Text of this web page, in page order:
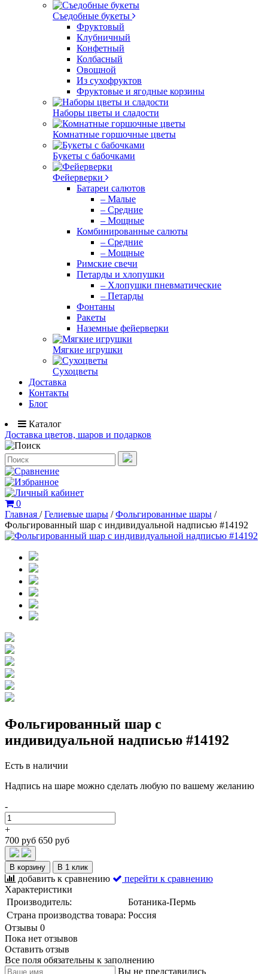
Съедобные букеты
Фруктовый
Клубничный
Конфетный
Колбасный
Овощной
Из сухофруктов
Фруктовые и ягодные корзины
Наборы цветы и сладости
Комнатные горшочные цветы
Букеты с бабочками
Фейерверки
Батареи салютов
– Малые
– Средние
– Мощные
Комбинированные салюты
– Средние
– Мощные
Римские свечи
Петарды и хлопушки
– Хлопушки пневматические
– Петарды
Фонтаны
Ракеты
Наземные фейерверки
Мягкие игрушки
Сухоцветы
Доставка
Контакты
Блог
Каталог
Доставка цветов, шаров и подарков
0
Главная /Гелиевые шары /Фольгированные шары /
Фольгированный шар с индивидуальной надписью #14192
Фольгированный шар с
индивидуальной надписью #14192
Есть в наличии
Надпись на шаре можно сделать любую по вашему желанию
-
+
700 руб 650 руб
В корзину В 1 клик
добавить к сравнению
перейти к сравнению
Характеристики
Производитель:
Ботаника-Пермь
Страна производства товара: Россия
Отзывы 0
Пока нет отзывов
Оставить отзыв
Все поля обязательны к заполнению
Вы не представились